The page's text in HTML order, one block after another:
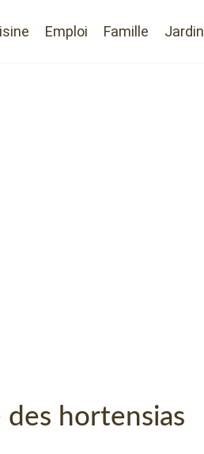
Emploi Famille Jardin
hortensias